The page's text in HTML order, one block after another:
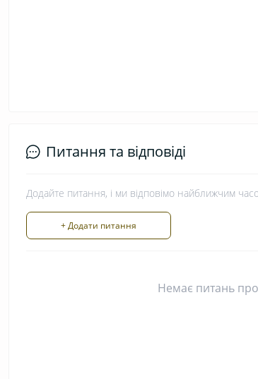
Питання та відповіді
Додайте питання, і ми відповімо найближчим
+ Додати питання
Немає питань